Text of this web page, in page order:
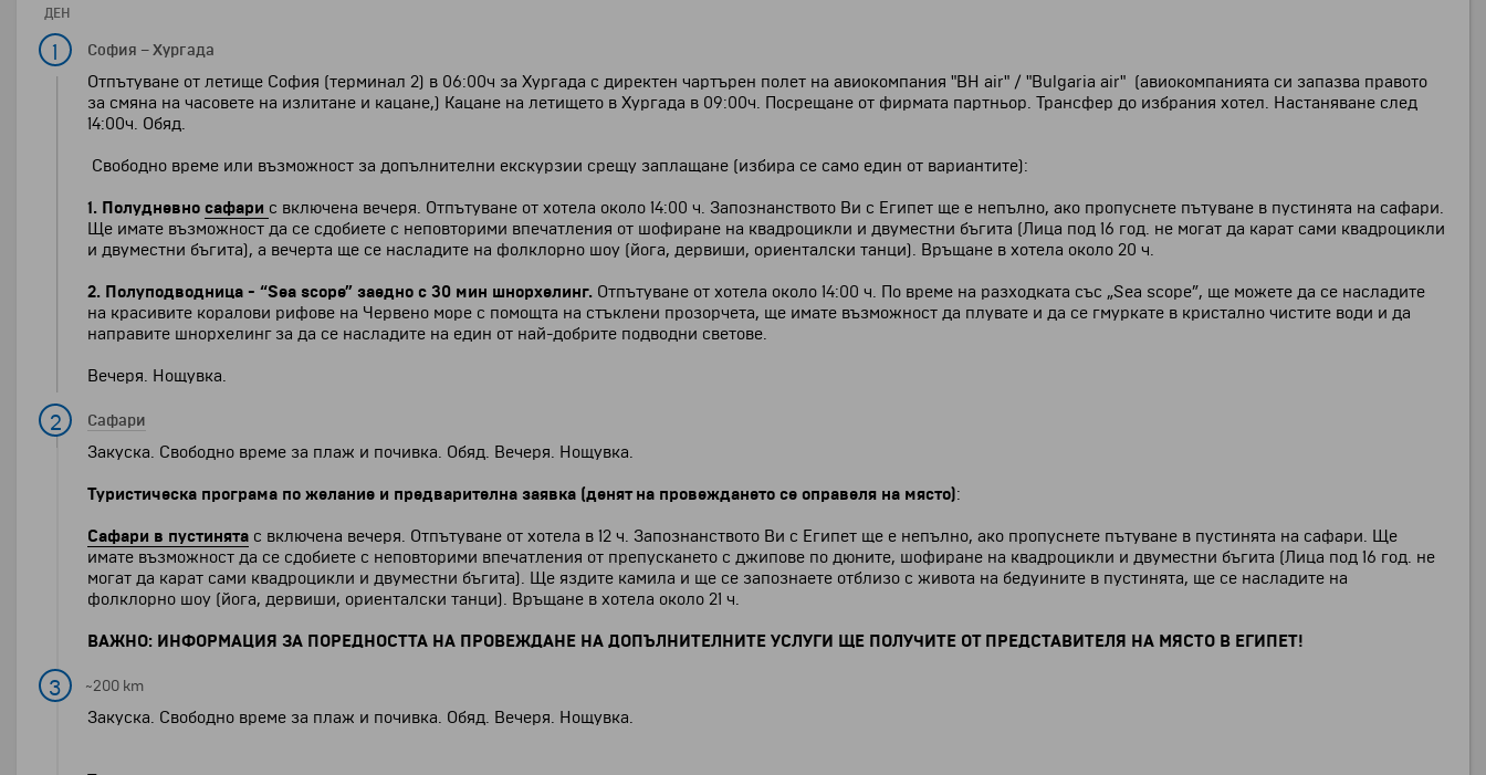
ДЕН
1 София –Хургада
Отпътуване от летище София (терминал 2) в 06:00ч за Хургада с директен чартърен полет на авиокомпания "BH air" / "Bulgaria air" (авиокомпанията си запазва правото
за смяна на часовете на излитане и кацане,) Кацане на летището в Хургада в 09:00ч. Посрещане от фирмата партньор. Трансфер до избрания хотел. Настаняване след
14:00ч. Обяд.
Свободно време или възможност за допълнителни екскурзии срещу заплащане (избира се само един от вариантите):
1. Полудневно сафари с включена вечеря. Отпътуване от хотела около 14:00 ч. Запознанството Ви с Египет ще е непълно, ако пропуснете пътуване в пустинята на сафари.
Ще имате възможност да се сдобиете с неповторими впечатления от шофиране на квадроцикли и двуместни бъгита (Лица под 16 год. не могат да карат сами квадроцикли
и двуместни бъгита), а вечерта ще се насладите на фолклорно шоу (йога, дервиши, ориенталски танци). Връщане в хотела около 20 ч.
2. Полуподводница - “Sea scope” заедно с 30 мин шнорхелинг. Отпътуване от хотела около 14:00 ч. По време на разходката със „Sea scope”, ще можете да се насладите
на красивите коралови рифове на Червено море с помощта на стъклени прозорчета, ще имате възможност да плувате и да се гмуркате в кристално чистите води и да
направите шнорхелинг за да се насладите на един от най-добрите подводни светове.
Вечеря. Нощувка.
2 Сафари
Закуска. Свободно време за плаж и почивка. Обяд. Вечеря. Нощувка.
Туристическа програма по желание и предварителна заявка (денят на провеждането се оправеля на място):
Сафари в пустинята с включена вечеря. Отпътуване от хотела в 12 ч. Запознанството Ви с Египет ще е непълно, ако пропуснете пътуване в пустинята на сафари. Ще
имате възможност да се сдобиете с неповторими впечатления от препускането с джипове по дюните, шофиране на квадроцикли и двуместни бъгита (Лица под 16 год. не
могат да карат сами квадроцикли и двуместни бъгита). Ще яздите камила и ще се запознаете отблизо с живота на бедуините в пустинята, ще се насладите на
фолклорно шоу (йога, дервиши, ориенталски танци). Връщане в хотела около 21 ч.
ВАЖНО: ИНФОРМАЦИЯ ЗА ПОРЕДНОСТТА НА ПРОВЕЖДАНЕ НА ДОПЪЛНИТЕЛНИТЕ УСЛУГИ ЩЕ ПОЛУЧИТЕ ОТ ПРЕДСТАВИТЕЛЯ НА МЯСТО В ЕГИПЕТ!
3 ~200 km
Закуска. Свободно време за плаж и почивка. Обяд. Вечеря. Нощувка.